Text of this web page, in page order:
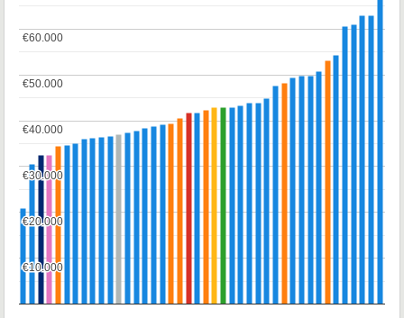
€10.000
€10.000
€20.000
€20.000
€30.000
€30.000
€40.000
€40.000
€50.000
€50.000
€60.000
€60.000